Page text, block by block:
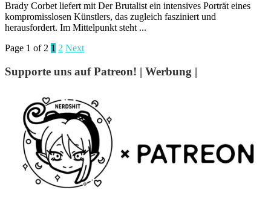
Brady Corbet liefert mit Der Brutalist ein intensives Porträt eines
kompromisslosen Künstlers, das zugleich fasziniert und
herausfordert. Im Mittelpunkt steht ...
Page 1 of 2 1 2 Next
Supporte uns auf Patreon! | Werbung |